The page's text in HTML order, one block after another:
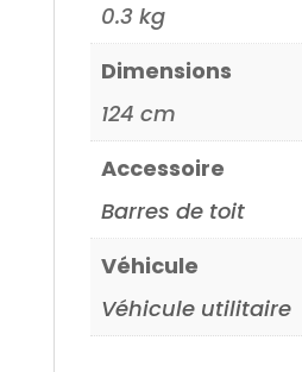
0.3 kg
Dimensions
124 cm
Accessoire
Barres de toit
Véhicule
Véhicule utilitaire